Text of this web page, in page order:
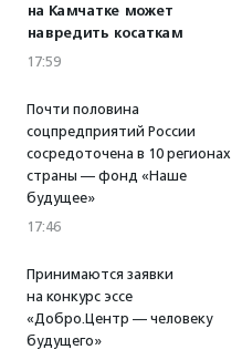
на Камчатке может
навредить косаткам
17:59
Почти половина
соцпредприятий России
сосредоточена в 10 регионах
страны — фонд «Наше
будущее»
17:46
Принимаются заявки
на конкурс эссе
«Добро.Центр — человеку
будущего»